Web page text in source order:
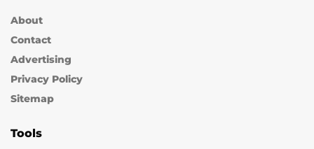
About
Contact
Advertising
Privacy Policy
Sitemap
Tools